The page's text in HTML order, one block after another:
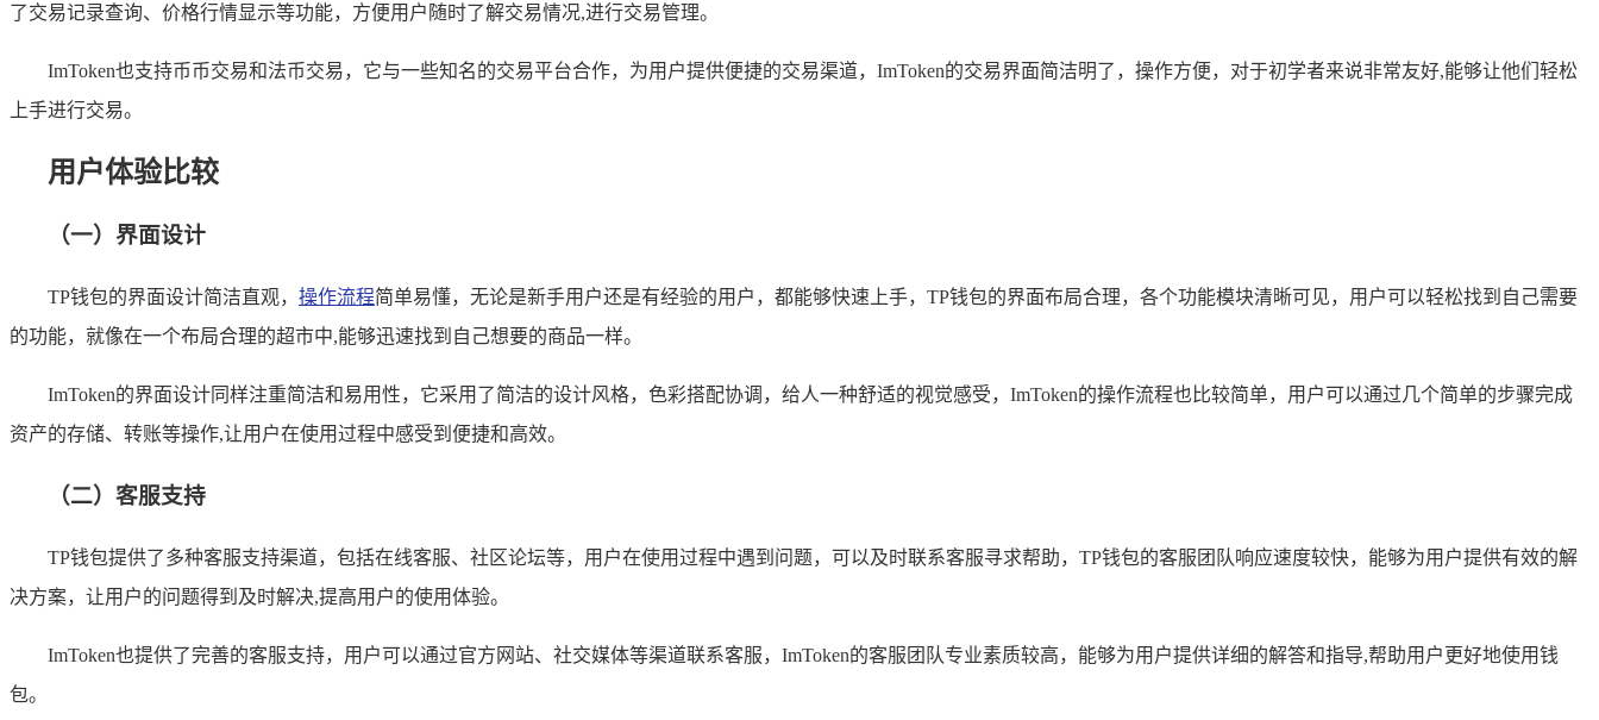
了交易记录查询、价格行情显示等功能，方便用户随时了解交易情况,进行交易管理。
ImToken也支持币币交易和法币交易，它与一些知名的交易平台合作，为用户提供便捷的交易渠道，ImToken的交易界面简洁明了，操作方便，对于初学者来说非常友好,能够让他们轻松
上手进行交易。
用户体验比较
（一）界面设计
TP钱包的界面设计简洁直观， 操作流程简单易懂，无论是新手用户还是有经验的用户，都能够快速上手，TP钱包的界面布局合理，各个功能模块清晰可见，用户可以轻松找到自己需要
的功能，就像在一个布局合理的超市中,能够迅速找到自己想要的商品一样。
ImToken的界面设计同样注重简洁和易用性，它采用了简洁的设计风格，色彩搭配协调，给人一种舒适的视觉感受，ImToken的操作流程也比较简单，用户可以通过几个简单的步骤完成
资产的存储、转账等操作,让用户在使用过程中感受到便捷和高效。
（二）客服支持
TP钱包提供了多种客服支持渠道，包括在线客服、社区论坛等，用户在使用过程中遇到问题，可以及时联系客服寻求帮助，TP钱包的客服团队响应速度较快，能够为用户提供有效的解
决方案，让用户的问题得到及时解决,提高用户的使用体验。
ImToken也提供了完善的客服支持，用户可以通过官方网站、社交媒体等渠道联系客服，ImToken的客服团队专业素质较高，能够为用户提供详细的解答和指导,帮助用户更好地使用钱
包。